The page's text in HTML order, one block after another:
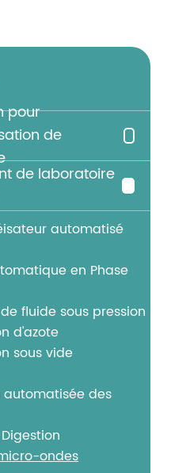
pour
de
de laboratoire
automatisé
en Phase
fluide sous pression
d'azote
sous vide
des
ondes